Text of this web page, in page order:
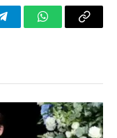
TelegramWhatsApp